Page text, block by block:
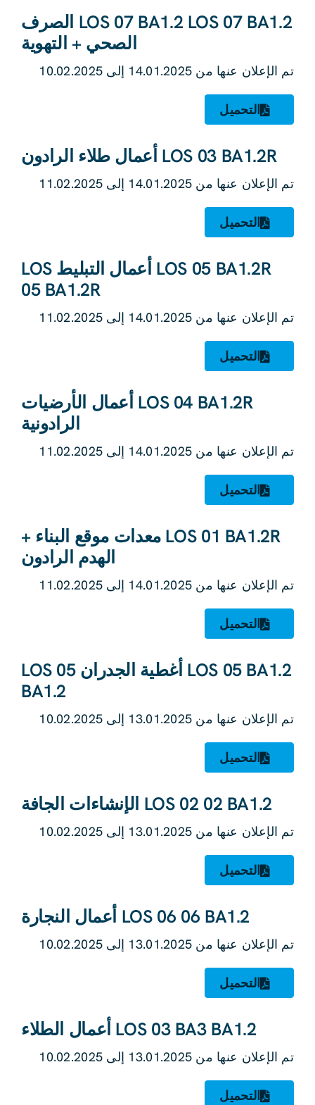
LOS 07 BA1.2 LOS 07 BA1.2 الصرف
الصحي + التهوية
تم الإعلان عنها من 14.01.2025 إلى 10.02.2025
التحميل
LOS 03 BA1.2R أعمال طلاء الرادون
تم الإعلان عنها من 14.01.2025 إلى 11.02.2025
التحميل
LOS 05 BA1.2R أعمال التبليط LOS
05 BA1.2R
تم الإعلان عنها من 14.01.2025 إلى 11.02.2025
التحميل
LOS 04 BA1.2R أعمال الأرضيات
الرادونية
تم الإعلان عنها من 14.01.2025 إلى 11.02.2025
التحميل
LOS 01 BA1.2R معدات موقع البناء +
الهدم الرادون
تم الإعلان عنها من 14.01.2025 إلى 11.02.2025
التحميل
LOS 05 BA1.2 أغطية الجدران LOS 05
BA1.2
تم الإعلان عنها من 13.01.2025 إلى 10.02.2025
التحميل
LOS 02 02 BA1.2 الإنشاءات الجافة
تم الإعلان عنها من 13.01.2025 إلى 10.02.2025
التحميل
LOS 06 06 BA1.2 أعمال النجارة
تم الإعلان عنها من 13.01.2025 إلى 10.02.2025
التحميل
LOS 03 BA3 BA1.2 أعمال الطلاء
تم الإعلان عنها من 13.01.2025 إلى 10.02.2025
التحميل